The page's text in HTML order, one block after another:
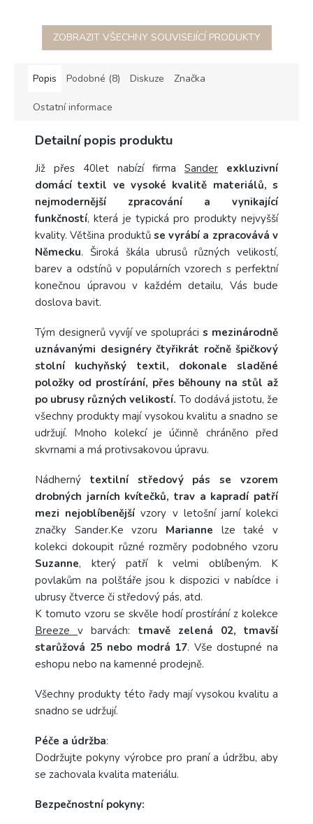
ZOBRAZIT VŠECHNY SOUVISEJÍCÍ PRODUKTY
Popis Podobné (8) Diskuze Značka
Ostatní informace
Detailní popis produktu
Již přes 40let nabízí firma Sander
exkluzivní
domácí textil ve vysoké kvalitě materiálů, s
nejmodernější zpracování a vynikající
funkčností, která je typická pro produkty nejvyšší
kvality. Většina produktů se vyrábí a zpracovává v
Německu. Široká škála ubrusů různých velikostí,
barev a odstínů v populárních vzorech s perfektní
konečnou úpravou v každém detailu, Vás bude
doslova bavit.
Tým designerů vyvíjí ve spolupráci s mezinárodně
uznávanými designéry čtyřikrát ročně špičkový
stolní kuchyňský textil, dokonale sladěné
položky od prostírání, přes běhouny na stůl až
po ubrusy různých velikostí. To dodává jistotu, že
všechny produkty mají vysokou kvalitu a snadno se
udržují. Mnoho kolekcí je účinně chráněno před
skvrnami a má protivsakovou úpravu.
Nádherný textilní středový pás se vzorem
drobných jarních kvítečků, trav a kapradí patří
mezi nejoblíbenější vzory v letošní jarní kolekci
značky Sander.Ke vzoru Marianne lze také v
kolekci dokoupit různé rozměry podobného vzoru
Suzanne, který patří k velmi oblíbeným. K
povlakům na polštáře jsou k dispozici v nabídce i
ubrusy čtverce či středový pás, atd.
K tomuto vzoru se skvěle hodí prostírání z kolekce
Breezev barvách: tmavě zelená 02, tmavší
starůžová 25 nebo modrá 17. Vše dostupné na
eshopu nebo na kamenné prodejně.
Všechny produkty této řady mají vysokou kvalitu a
snadno se udržují.
Péče a údržba:
Dodržujte pokyny výrobce pro praní a údržbu, aby
se zachovala kvalita materiálu.
Bezpečnostní pokyny: